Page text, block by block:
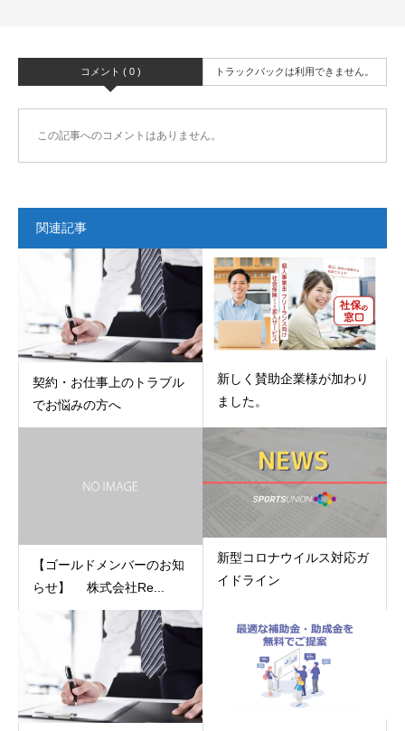
コメント ( 0 ) トラックバックは利用できません。
この記事へのコメントはありません。
関連記事
契約・お仕事上のトラブル
でお悩みの方へ
新しく賛助企業様が加わり
ました。
【ゴールドメンバーのお知
らせ】 株式会社Re...
新型コロナウイルス対応ガ
イドライン